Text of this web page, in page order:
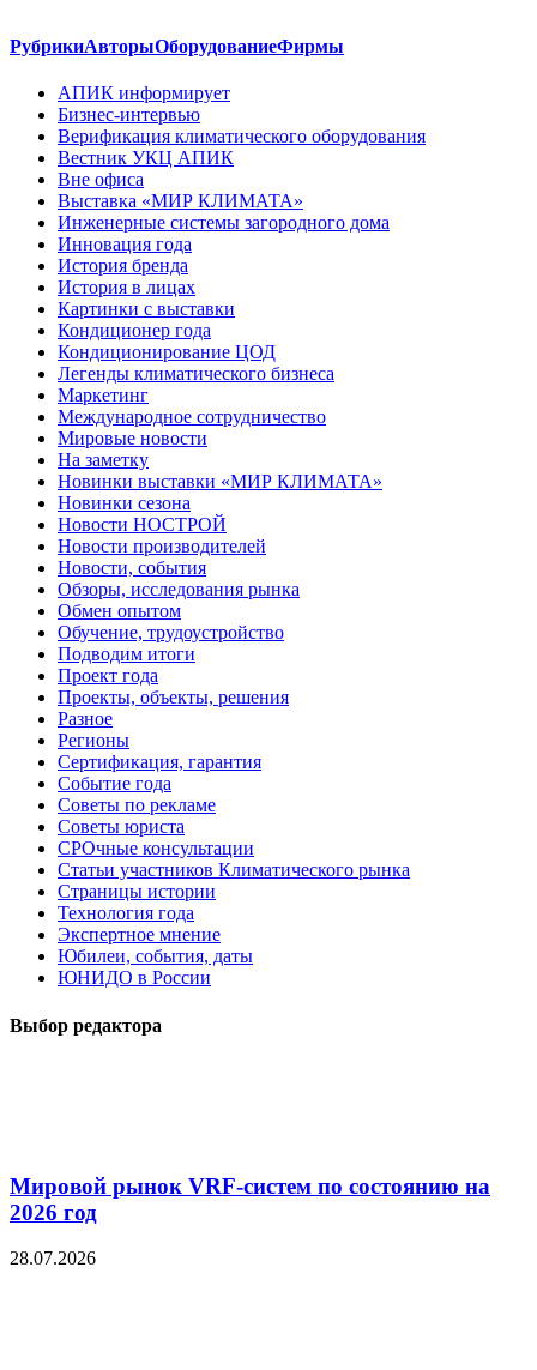
РубрикиАвторыОборудованиеФирмы
АПИК информирует
Бизнес-интервью
Верификация климатического оборудования
Вестник УКЦ АПИК
Вне офиса
Выставка «МИР КЛИМАТА»
Инженерные системы загородного дома
Инновация года
История бренда
История в лицах
Картинки с выставки
Кондиционер года
Кондиционирование ЦОД
Легенды климатического бизнеса
Маркетинг
Международное сотрудничество
Мировые новости
На заметку
Новинки выставки «МИР КЛИМАТА»
Новинки сезона
Новости НОСТРОЙ
Новости производителей
Новости, события
Обзоры, исследования рынка
Обмен опытом
Обучение, трудоустройство
Подводим итоги
Проект года
Проекты, объекты, решения
Разное
Регионы
Сертификация, гарантия
Событие года
Советы по рекламе
Советы юриста
СРОчные консультации
Статьи участников Климатического рынка
Страницы истории
Технология года
Экспертное мнение
Юбилеи, события, даты
ЮНИДО в России
Выбор редактора
Мировой рынок VRF-систем по состоянию на
2026 год
28.07.2026